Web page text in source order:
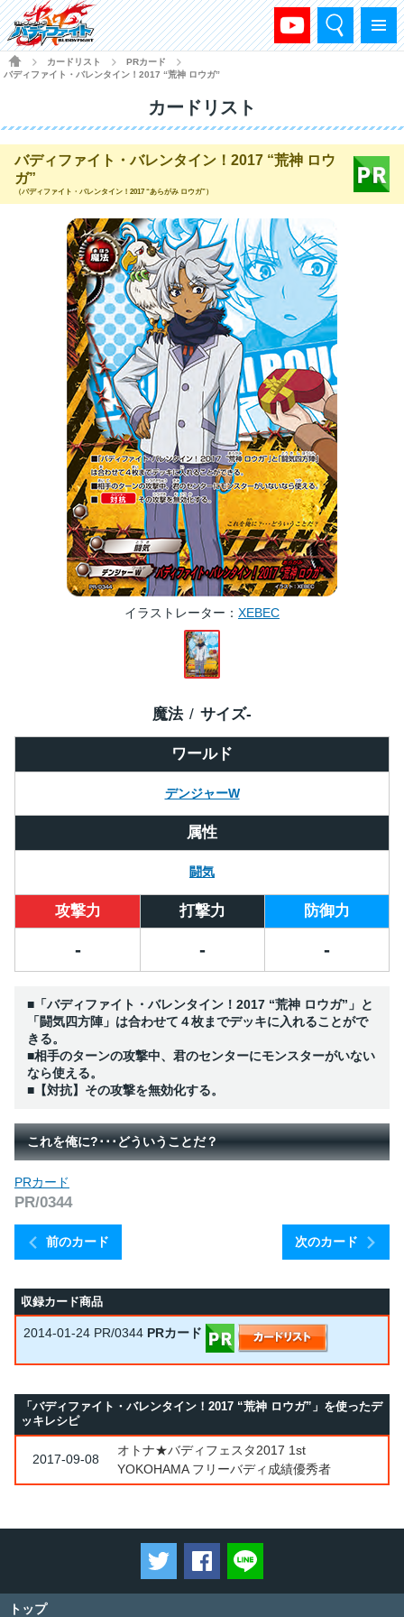
メニュー
検索
HOME
カードリスト PRカード
バディファイト・バレンタイン！2017 “荒神 ロウガ”
カードリスト
バディファイト・バレンタイン！2017 “荒神 ロウ
ガ”
（バディファイト・バレンタイン！2017 “あらがみ ロウガ”）
イラストレーター XEBEC
ワールド
デンジャーW
魔法 サイズ-
属性
闘気
攻撃力 打撃力 防御力
- - -
■「バディファイト・バレンタイン！2017 “荒神 ロウガ”」と
「闘気四方陣」は合わせて４枚までデッキに入れることがで
きる。
■相手のターンの攻撃中、君のセンターにモンスターがいない
なら使える。
■【対抗】その攻撃を無効化する。
これを俺に?･･･どういうことだ？
前のカード
PRカード
PR/0344
次のカード
収録カード商品
2014-01-24 PR/0344 PRカード
「バディファイト・バレンタイン！2017 “荒神 ロウガ”」を使ったデ
ッキレシピ
2017-09-08
オトナ★バディフェスタ2017 1st
YOKOHAMA フリーバディ成績優秀者
ツイートするFacebookでシェアする
トップ